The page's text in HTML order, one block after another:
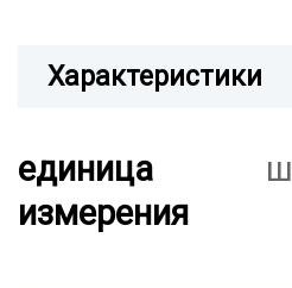
Характеристики
единица
измерения